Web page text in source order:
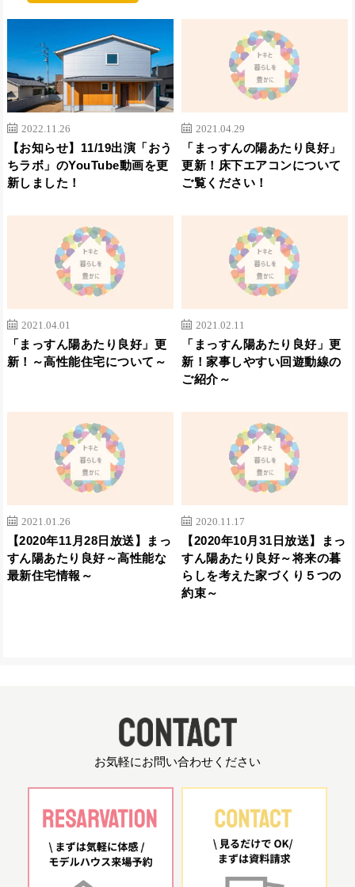
2022.11.26
【お知らせ】11/19出演「おう
ちラボ」のYouTube動画を更
新しました！
2021.04.29
「まっすんの陽あたり良好」
更新！床下エアコンについて
ご覧ください！
2021.04.01
「まっすん陽あたり良好」更
新！～高性能住宅について～
2021.02.11
「まっすん陽あたり良好」更
新！家事しやすい回遊動線の
ご紹介～
2021.01.26
【2020年11月28日放送】まっ
すん陽あたり良好～高性能な
最新住宅情報～
2020.11.17
【2020年10月31日放送】まっ
すん陽あたり良好～将来の暮
らしを考えた家づくり５つの
約束～
お気軽にお問い合わせください